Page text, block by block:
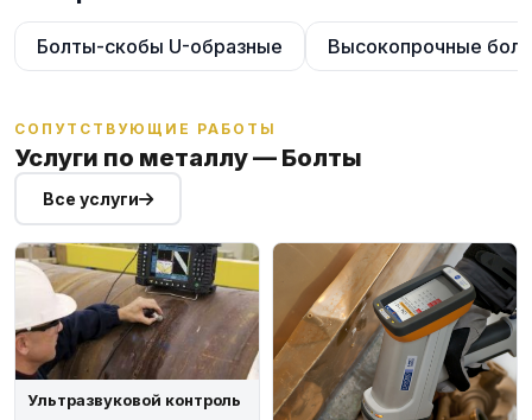
Болты-скобы U-образные Высокопрочные
СОПУТСТВУЮЩИЕ РАБОТЫ
Услуги по металлу — Болты
Все услуги
Ультразвуковой контроль